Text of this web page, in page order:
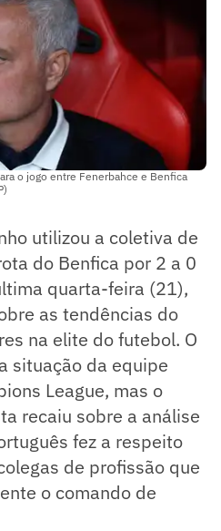
o jogo entre Fenerbahce e Benfica
utilizou a coletiva de
do Benfica por 2 a 0
quarta-feira (21),
as tendências do
na elite do futebol. O
situação da equipe
League, mas o
recaiu sobre a análise
fez a respeito
de profissão que
o comando de